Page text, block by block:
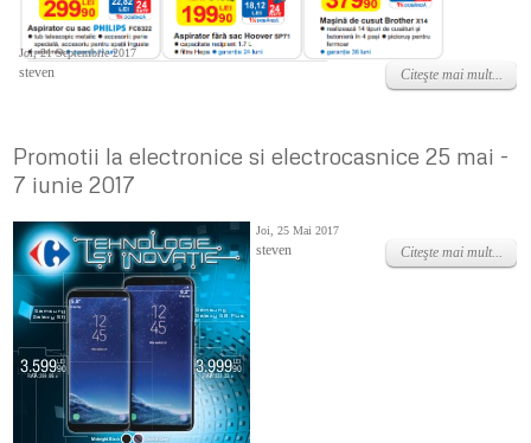
Joi, 21 Septembrie 2017
steven Citeşte mai mult...
Promotii la electronice si electrocasnice 25 mai -
7 iunie 2017
Joi, 25 Mai 2017
steven Citeşte mai mult...